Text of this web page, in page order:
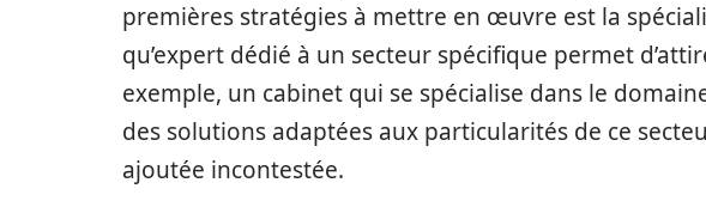
premières stratégies à mettre en œuvre est la
qu’expert dédié à un secteur spécifique permet
exemple, un cabinet qui se spécialise dans le
des solutions adaptées aux particularités de ce
ajoutée incontestée.